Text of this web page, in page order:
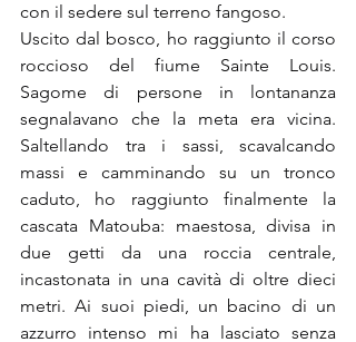
con il sedere sul terreno fangoso.
Uscito dal bosco, ho raggiunto il corso
roccioso del fiume Sainte Louis.
Sagome di persone in lontananza
segnalavano che la meta era vicina.
Saltellando tra i sassi, scavalcando
massi e camminando su un tronco
caduto, ho raggiunto finalmente la
cascata Matouba: maestosa, divisa in
due getti da una roccia centrale,
incastonata in una cavità di oltre dieci
metri. Ai suoi piedi, un bacino di un
azzurro intenso mi ha lasciato senza